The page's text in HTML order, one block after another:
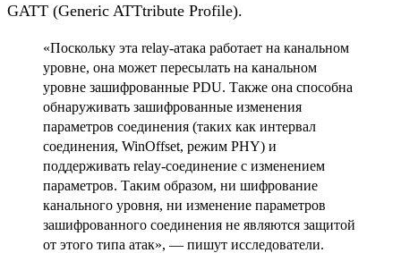
GATT (Generic ATTtribute Profile).
«Поскольку эта relay-атака работает на канальном
уровне, она может пересылать на канальном
уровне зашифрованные PDU. Также она способна
обнаруживать зашифрованные изменения
параметров соединения (таких как интервал
соединения, WinOffset, режим PHY) и
поддерживать relay-соединение с изменением
параметров. Таким образом, ни шифрование
канального уровня, ни изменение параметров
зашифрованного соединения не являются защитой
от этого типа атак», — пишут исследователи.